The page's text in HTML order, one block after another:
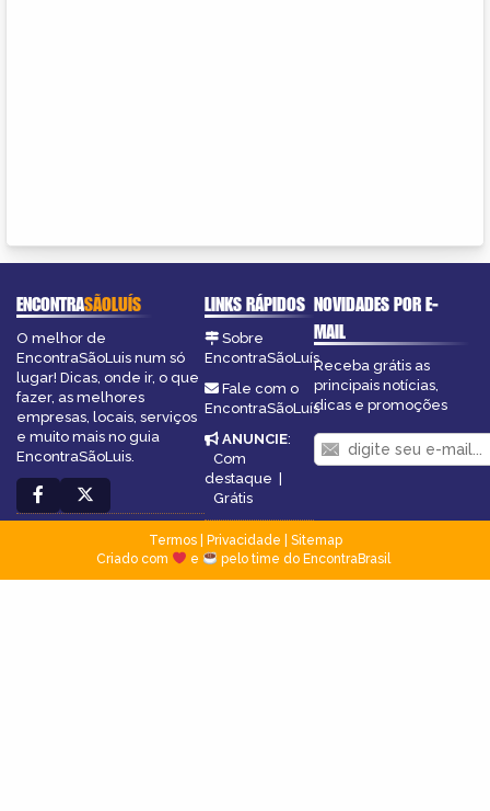
ENCONTRASÃOLUÍS
O melhor de
EncontraSãoLuis num só
lugar! Dicas, onde ir, o que
fazer, as melhores
empresas, locais, serviços
e muito mais no guia
EncontraSãoLuis.
LINKS RÁPIDOS
Sobre
EncontraSãoLuís
Fale com o
EncontraSãoLuís
ANUNCIE:
Com
destaque |
Grátis
NOVIDADES POR E-
MAIL
Receba grátis as
principais notícias,
dicas e promoções
Termos| Privacidade
Sitemap
Criado com
e pelo time do EncontraBrasil